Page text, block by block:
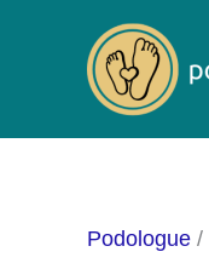
Podologue /